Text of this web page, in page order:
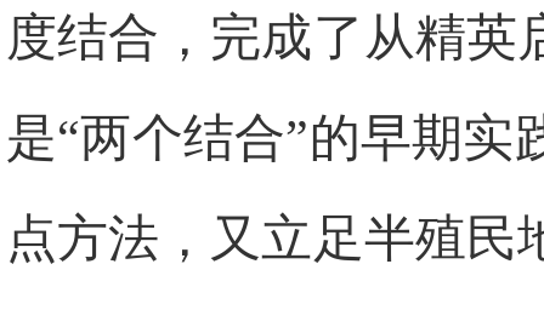
度结合，完成了从精英
是“两个结合”的早期
点方法，又立足半殖民